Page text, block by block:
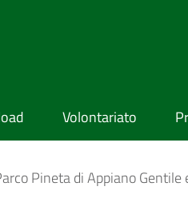
Volontariato
Pineta di Appiano Gentile